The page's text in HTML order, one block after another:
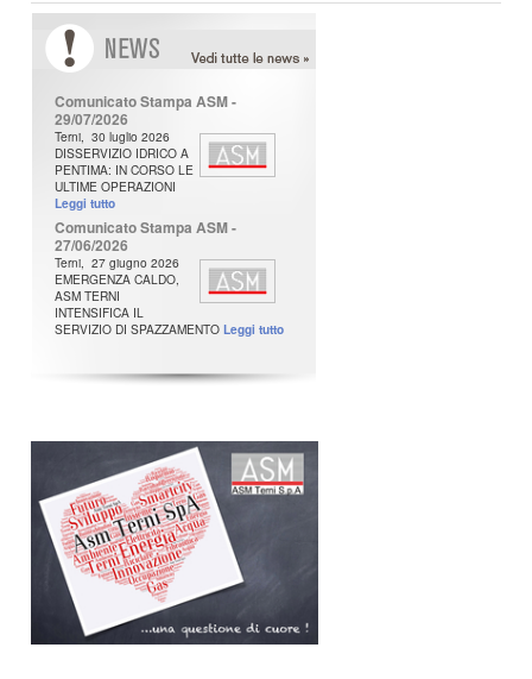
Comunicato Stampa ASM -
29/07/2026
Terni, 30 luglio 2026
DISSERVIZIO IDRICO A
PENTIMA: IN CORSO LE
ULTIME OPERAZIONI
Leggi tutto
Comunicato Stampa ASM -
27/06/2026
Terni, 27 giugno 2026
EMERGENZA CALDO,
ASM TERNI
INTENSIFICA IL
SERVIZIO DI SPAZZAMENTO Leggi tutto